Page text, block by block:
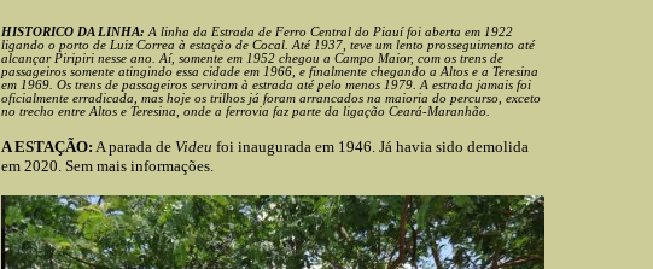
HISTORICO DA LINHA: A linha da Estrada de Ferro Central do Piauí foi aberta em 1922
ligando o porto de Luiz Correa à estação de Cocal. Até 1937, teve um lento prosseguimento até
alcançar Piripiri nesse ano. Aí, somente em 1952 chegou a Campo Maior, com os trens de
passageiros somente atingindo essa cidade em 1966, e finalmente chegando a Altos e a Teresina
em 1969. Os trens de passageiros serviram à estrada até pelo menos 1979. A estrada jamais foi
oficialmente erradicada, mas hoje os trilhos já foram arrancados na maioria do percurso, exceto
no trecho entre Altos e Teresina, onde a ferrovia faz parte da ligação Ceará-Maranhão.
A ESTAÇÃO: A parada de Videu foi inaugurada em 1946. Já havia sido demolida
em 2020. Sem mais informações.